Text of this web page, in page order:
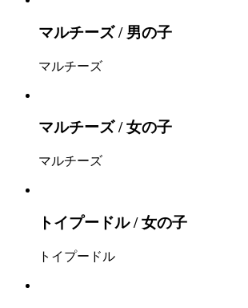
マルチーズ / 男の子
マルチーズ
マルチーズ / 女の子
マルチーズ
トイプードル / 女の子
トイプードル